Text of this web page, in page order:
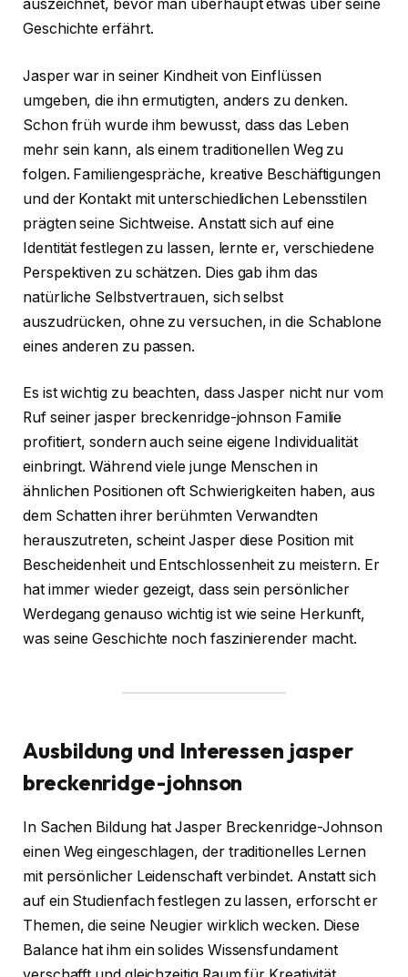
auszeichnet, bevor man überhaupt etwas über seine
Geschichte erfährt.
Jasper war in seiner Kindheit von Einflüssen
umgeben, die ihn ermutigten, anders zu denken.
Schon früh wurde ihm bewusst, dass das Leben
mehr sein kann, als einem traditionellen Weg zu
folgen. Familiengespräche, kreative Beschäftigungen
und der Kontakt mit unterschiedlichen Lebensstilen
prägten seine Sichtweise. Anstatt sich auf eine
Identität festlegen zu lassen, lernte er, verschiedene
Perspektiven zu schätzen. Dies gab ihm das
natürliche Selbstvertrauen, sich selbst
auszudrücken, ohne zu versuchen, in die Schablone
eines anderen zu passen.
Es ist wichtig zu beachten, dass Jasper nicht nur vom
Ruf seiner jasper breckenridge-johnson Familie
profitiert, sondern auch seine eigene Individualität
einbringt. Während viele junge Menschen in
ähnlichen Positionen oft Schwierigkeiten haben, aus
dem Schatten ihrer berühmten Verwandten
herauszutreten, scheint Jasper diese Position mit
Bescheidenheit und Entschlossenheit zu meistern. Er
hat immer wieder gezeigt, dass sein persönlicher
Werdegang genauso wichtig ist wie seine Herkunft,
was seine Geschichte noch faszinierender macht.
Ausbildung und Interessen jasper
breckenridge-johnson
In Sachen Bildung hat Jasper Breckenridge-Johnson
einen Weg eingeschlagen, der traditionelles Lernen
mit persönlicher Leidenschaft verbindet. Anstatt sich
auf ein Studienfach festlegen zu lassen, erforscht er
Themen, die seine Neugier wirklich wecken. Diese
Balance hat ihm ein solides Wissensfundament